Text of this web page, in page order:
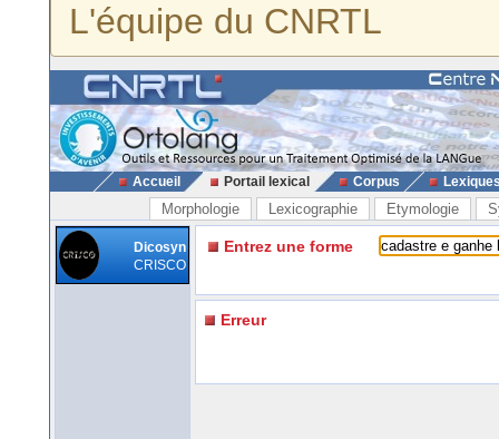
L'équipe du CNRTL
Accueil Portail lexical Corpus
Morphologie Lexicographie Etymologie
Dicosyn
CRISCO
Entrez une forme
Erreur